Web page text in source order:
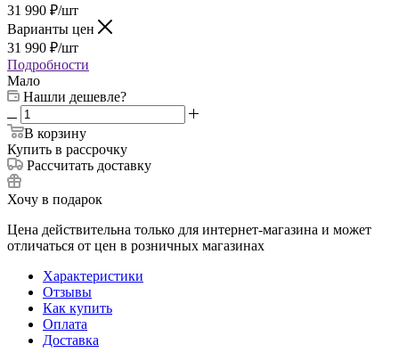
31 990 ₽/шт
Варианты цен
31 990 ₽/шт
Подробности
Мало
Нашли дешевле?
В корзину
Купить в рассрочку
Рассчитать доставку
Хочу в подарок
Цена действительна только для интернет-магазина и может
отличаться от цен в розничных магазинах
Характеристики
Отзывы
Как купить
Оплата
Доставка